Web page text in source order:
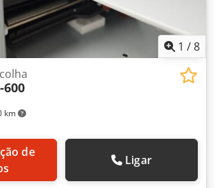
1 /8
km
600
Ligar